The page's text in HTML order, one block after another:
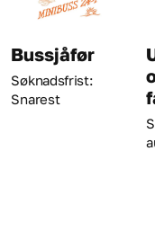
Underviser -
operative
fagområder